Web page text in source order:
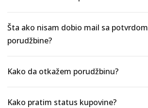
Šta ako nisam dobio mail sa potvrdom
porudžbine?
Kako da otkažem porudžbinu?
Kako pratim status kupovine?